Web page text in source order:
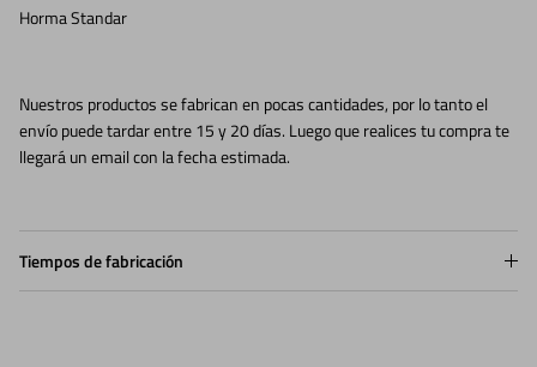
Horma Standar
Nuestros productos se fabrican en pocas cantidades, por lo tanto el
envío puede tardar entre 15 y 20 días. Luego que realices tu compra te
llegará un email con la fecha estimada.
Tiempos de fabricación